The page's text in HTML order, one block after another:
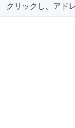
クリックし、アド